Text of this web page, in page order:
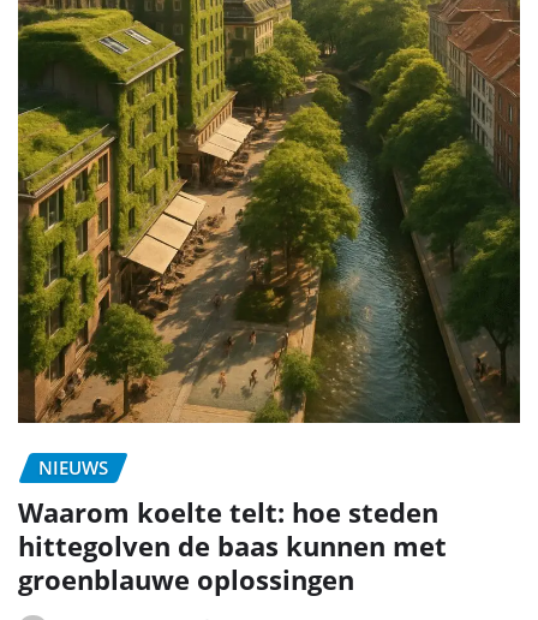
NIEUWS
Waarom koelte telt: hoe steden
hittegolven de baas kunnen met
groenblauwe oplossingen